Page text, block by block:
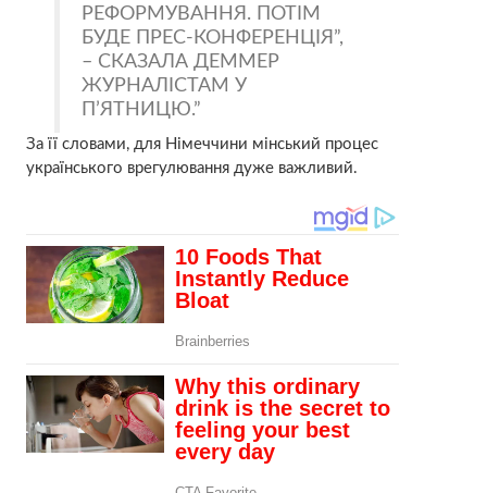
РЕФОРМУВАННЯ. ПОТІМ
БУДЕ ПРЕС-КОНФЕРЕНЦІЯ”,
– СКАЗАЛА ДЕММЕР
ЖУРНАЛІСТАМ У
П’ЯТНИЦЮ.
За її словами, для Німеччини мінський процес
українського врегулювання дуже важливий.